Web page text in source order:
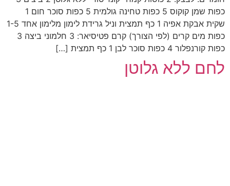
כפות שמן קוקוס 5 כפות טחינה גולמית 5 כפות סוכר חום 1
שקית אבקת אפיה 1 כף תמצית וניל גרידת לימון מלימון אחד 1-5
כפות מים קרים (לפי הצורך) קרם פטיסיאר: 3 חלמוני ביצה 3
כפות קורנפלור 4 כפות סוכר לבן 1 כף תמצית […]
לחם ללא גלוטן